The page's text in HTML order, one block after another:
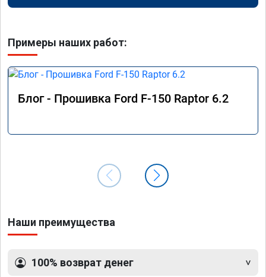
Примеры наших работ:
Блог - Прошивка Ford F-150 Raptor 6.2
Наши преимущества
100% возврат денег